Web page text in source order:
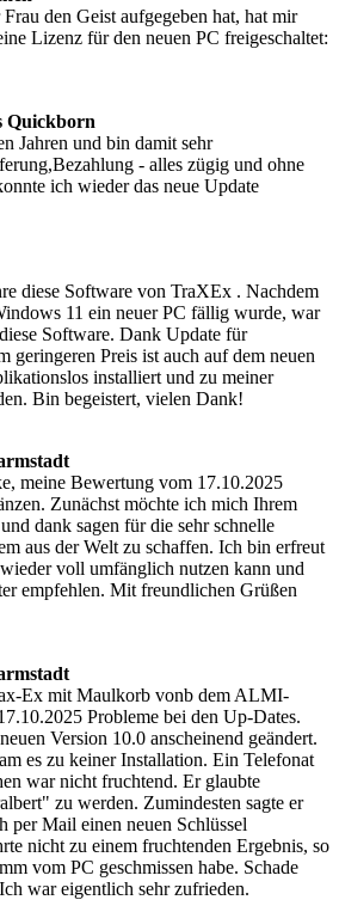
den Geist aufgegeben hat, hat mir
Lizenz für den neuen PC freigeschaltet:
Quickborn
Jahren und bin damit sehr
- alles zügig und ohne
ich wieder das neue Update
diese Software von TraXEx . Nachdem
11 ein neuer PC fällig wurde, war
Software. Dank Update für
geringeren Preis ist auch auf dem neuen
installiert und zu meiner
Bin begeistert, vielen Dank!
meine Bewertung vom 17.10.2025
Zunächst möchte ich mich Ihrem
dank sagen für die sehr schnelle
aus der Welt zu schaffen. Ich bin erfreut
voll umfänglich nutzen kann und
empfehlen. Mit freundlichen Grüßen
Ex mit Maulkorb vonb dem ALMI-
Probleme bei den Up-Dates.
Version 10.0 anscheinend geändert.
es zu keiner Installation. Ein Telefonat
war nicht fruchtend. Er glaubte
zu werden. Zumindesten sagte er
per Mail einen neuen Schlüssel
nicht zu einem fruchtenden Ergebnis, so
vom PC geschmissen habe. Schade
war eigentlich sehr zufrieden.